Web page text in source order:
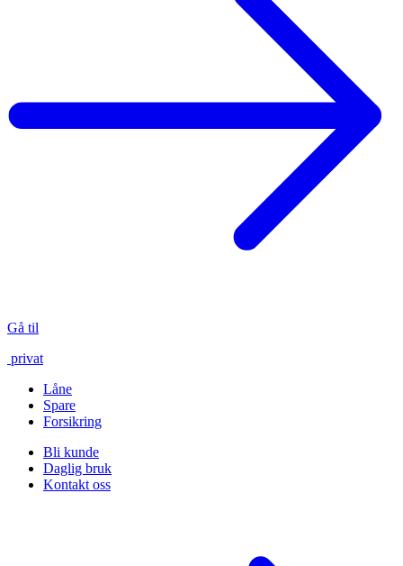
Gå til
privat
Låne
Spare
Forsikring
Bli kunde
Daglig bruk
Kontakt oss